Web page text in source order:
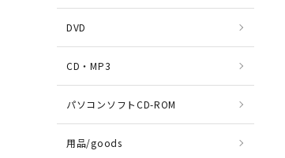
DVD
CD・MP3
パソコンソフトCD-ROM
用品/goods